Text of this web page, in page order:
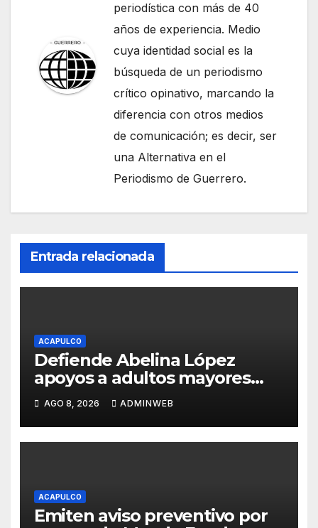
periodística con más de 40
años de experiencia. Medio
cuya identidad social es la
búsqueda de un periodismo
crítico opinativo, marcando la
diferencia con otros medios
de comunicación; es decir, ser
una Alternativa en el
Periodismo de Guerrero.
Entrada relacionada
ACAPULCO
Defiende Abelina López
apoyos a adultos mayores
como conquista del pueblo
AGO 8, 2026 ADMINWEB
ACAPULCO
Emiten aviso preventivo por